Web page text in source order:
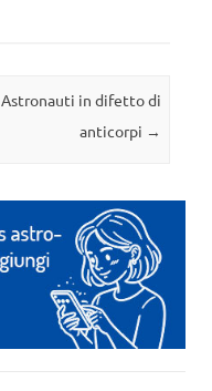
Astronauti in difetto di
anticorpi →